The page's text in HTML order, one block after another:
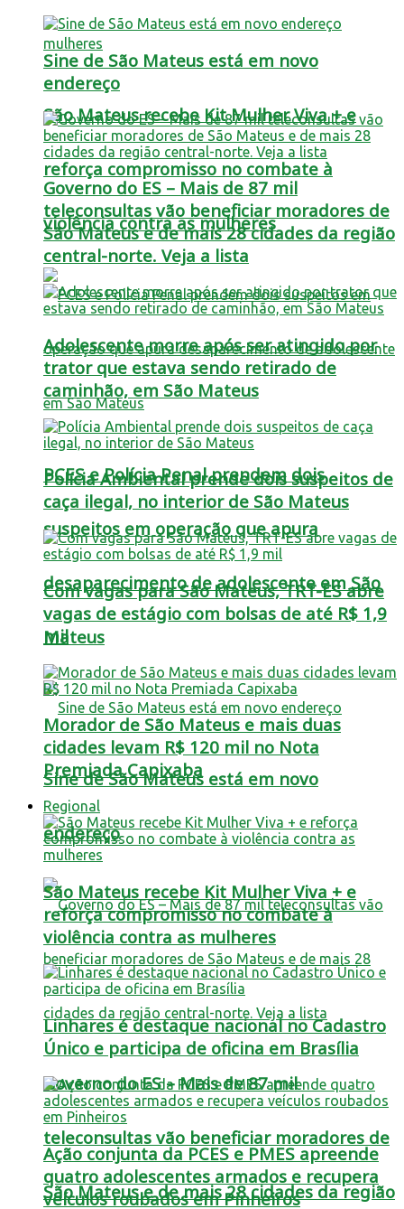
São Mateus recebe Kit Mulher Viva + e
reforça compromisso no combate à
violência contra as mulheres
PCES e Polícia Penal prendem dois
suspeitos em operação que apura
desaparecimento de adolescente em São
Mateus
Sine de São Mateus está em novo
endereço
Governo do ES – Mais de 87 mil
teleconsultas vão beneficiar moradores de
São Mateus e de mais 28 cidades da região
Sine de São Mateus está em novo
endereço
Governo do ES – Mais de 87 mil
teleconsultas vão beneficiar moradores de
São Mateus e de mais 28 cidades da região
central-norte. Veja a lista
Adolescente morre após ser atingido por
trator que estava sendo retirado de
caminhão, em São Mateus
Polícia Ambiental prende dois suspeitos de
caça ilegal, no interior de São Mateus
Com vagas para São Mateus, TRT-ES abre
vagas de estágio com bolsas de até R$ 1,9
mil
Morador de São Mateus e mais duas
cidades levam R$ 120 mil no Nota
Premiada Capixaba
Regional
São Mateus recebe Kit Mulher Viva + e
reforça compromisso no combate à
violência contra as mulheres
Linhares é destaque nacional no Cadastro
Único e participa de oficina em Brasília
Ação conjunta da PCES e PMES apreende
quatro adolescentes armados e recupera
veículos roubados em Pinheiros